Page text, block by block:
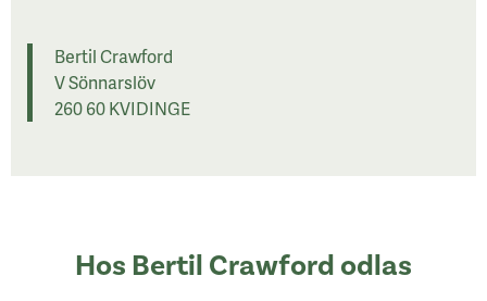
Bertil Crawford
V Sönnarslöv
260 60 KVIDINGE
Hos Bertil Crawford odlas